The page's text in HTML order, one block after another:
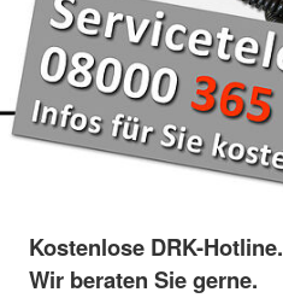
Kostenlose DRK-Hotline.
Wir beraten Sie gerne.